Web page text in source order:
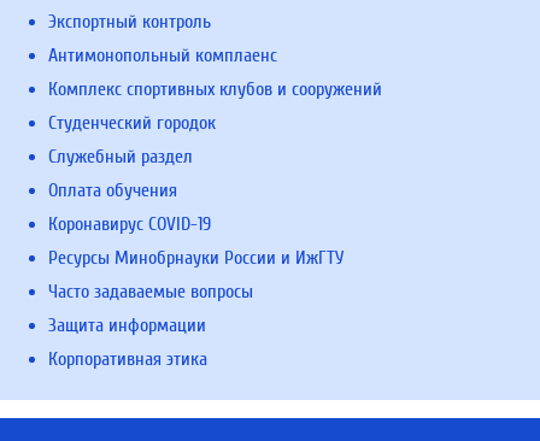
Экспортный контроль
Антимонопольный комплаенс
Комплекс спортивных клубов и сооружений
Студенческий городок
Служебный раздел
Оплата обучения
Коронавирус COVID-19
Ресурсы Минобрнауки России и ИжГТУ
Часто задаваемые вопросы
Защита информации
Корпоративная этика